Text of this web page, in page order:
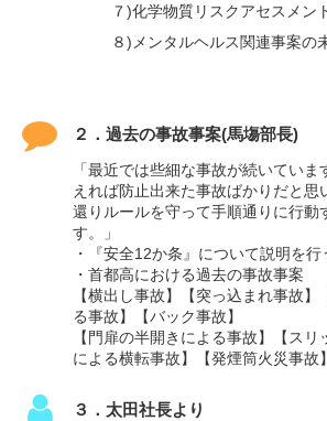
７)化学物質リスクアセスメン
８)メンタルヘルス関連事案の
２．過去の事故事案(馬塲部長)
「最近では些細な事故が続いてい
えれば防止出来た事故ばかりだと思
還りルールを守って手順通りに行動
す。」
・『安全12か条』について説明を行
・首都高における過去の事故事案
【横出し事故】【突っ込まれ事故】
る事故】【バック事故】
【門扉の半開きによる事故】【ス
による横転事故】【発煙筒火災事故】
３．太田社長より